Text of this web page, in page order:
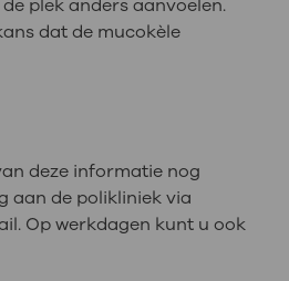
plek anders aanvoelen.
dat de mucokèle
deze informatie nog
aan de polikliniek via
Op werkdagen kunt u ook